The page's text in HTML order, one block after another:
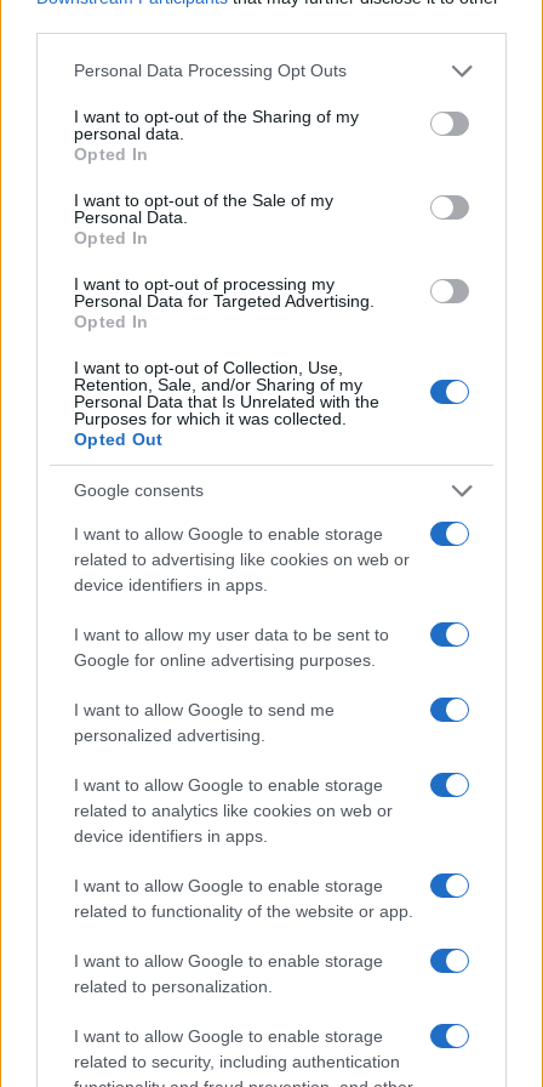
Please note that this website/app uses one or more Google
not limited to your visit or usage behaviour. You may click to
grant or deny consent to Google and its third-party tags to
use your data for below specified purposes in below Google
consent section.
Personal Data Processing Opt Outs
I want to opt-out of the Sharing of my
personal data.
Opted In
I want to opt-out of the Sale of my
Personal Data.
Opted In
I want to opt-out of processing my
Personal Data for Targeted Advertising.
Opted In
I want to opt-out of Collection, Use,
Retention, Sale, and/or Sharing of my
Personal Data that Is Unrelated with the
Purposes for which it was collected.
Opted Out
Google consents
I want to allow Google to enable storage
related to advertising like cookies on web or
device identifiers in apps.
I want to allow my user data to be sent to
Google for online advertising purposes.
I want to allow Google to send me
personalized advertising.
I want to allow Google to enable storage
related to analytics like cookies on web or
device identifiers in apps.
I want to allow Google to enable storage
related to functionality of the website or app.
I want to allow Google to enable storage
related to personalization.
I want to allow Google to enable storage
related to security, including authentication
Ma recentemente, la storia è cambiata. Una
hanno scommesso e coinvolto fondi speculativi e
banche. La storia ora riguarda meno la libertà dai
governi e più il denaro che non ha posti migliori
dove andare. Questa è la logica presentata lo
Morgan, nell’illustrare perché la banca ha
considerato le criptovalute un
investire. Gli alti e bassi del Bitcoin hanno portato
a un cambiamento sulla loro scia. Ogni run ha
portato più persone e ciò ha portato più regole e
delimitazioni, più regolatori che prestano
attenzione, più infrastrutture fornite dai pari di
Coinbase. Il mercato sta maturando. Potrebbe
rimanere instabile, ma sarebbe un’instabilità logica
Essi potrebbero riporre la loro fede negli altri
investitori.
Ecco un appropriato corollario all’oro, scrive
stati banditi dalla speculazione sull’oro negli anni
’30, ma nel 1974 è tornato ad essere legale. Al
facevano a gara per vendere lingotti per posta,
avrebbe sprinto il loro valore verso nuove vette.
Ma, almeno all’inizio, le persone lo ritenevano
troppo instabile: “Piuttosto giocherei al blackjack
con i miei soldi”, disse aThe New York Times